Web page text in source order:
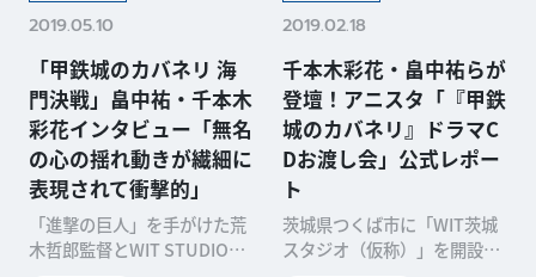
2019.05.10
「甲鉄城のカバネリ 海
門決戦」畠中祐・千本木
彩花インタビュー「無名
の心の揺れ動きが繊細に
表現されて衝撃的」
「進撃の巨人」を手がけた荒
木哲郎監督とWIT STUDIOの
2019.02.18
千本木彩花・畠中祐らが
登壇！アニスタ「『甲鉄
城のカバネリ』ドラマC
Dお渡し会」公式レポー
ト
茨城県つくば市に「WIT茨城
スタジオ（仮称）」を開設予